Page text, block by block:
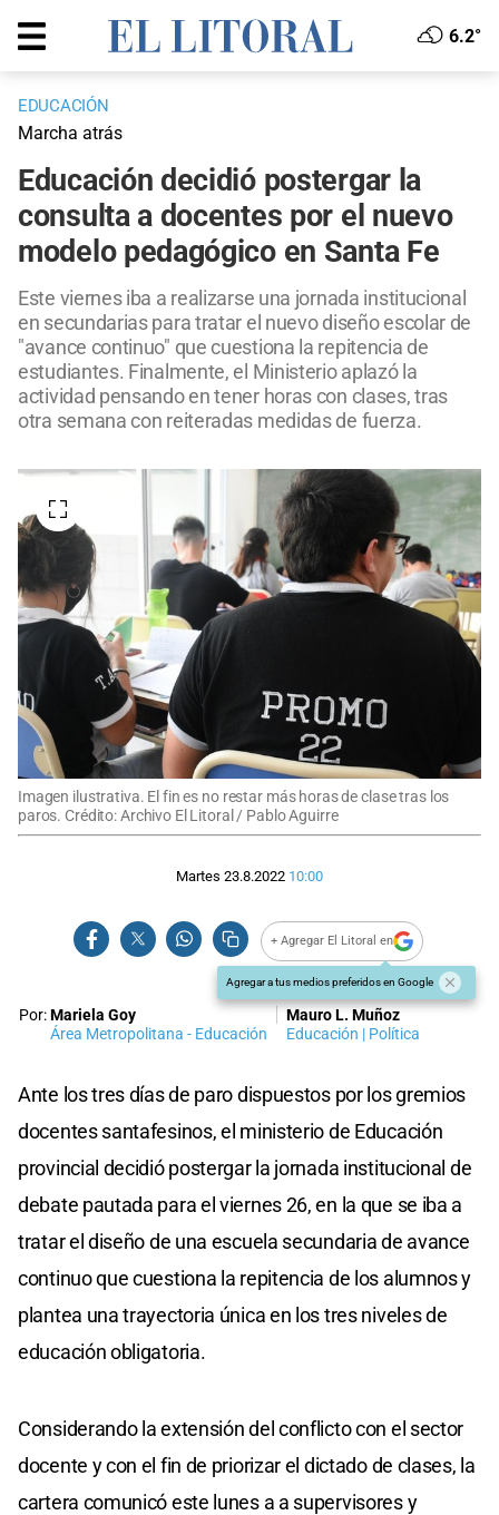
6.2°
EDUCACIÓN
Marcha atrás
Educación decidió postergar la
consulta a docentes por el nuevo
modelo pedagógico en Santa Fe
Este viernes iba a realizarse una jornada institucional
en secundarias para tratar el nuevo diseño escolar de
"avance continuo" que cuestiona la repitencia de
estudiantes. Finalmente, el Ministerio aplazó la
actividad pensando en tener horas con clases, tras
otra semana con reiteradas medidas de fuerza.
Imagen ilustrativa. El fin es no restar más horas de clase tras los
paros. Crédito: Archivo El Litoral / Pablo Aguirre
Martes 23.8.2022 10:00
+ Agregar El Litoral en
Agregar a tus medios preferidos en Google
Por:Mariela Goy
Área Metropolitana - Educación
Mauro L. Muñoz
Educación | Política
Ante los tres días de paro dispuestos por los gremios
docentes santafesinos, el ministerio de Educación
provincial decidió postergar la jornada institucional de
debate pautada para el viernes 26, en la que se iba a
tratar el diseño de una escuela secundaria de avance
continuo que cuestiona la repitencia de los alumnos y
plantea una trayectoria única en los tres niveles de
educación obligatoria.
Considerando la extensión del conflicto con el sector
docente y con el fin de priorizar el dictado de clases, la
cartera comunicó este lunes a a supervisores y